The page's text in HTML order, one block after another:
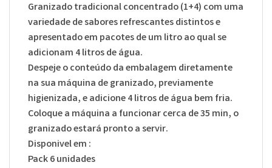
Granizado tradicional concentrado (1+4) com uma
variedade de sabores refrescantes distintos e
apresentado em pacotes de um litro ao qual se
adicionam 4 litros de água.
Despeje o conteúdo da embalagem diretamente
na sua máquina de granizado, previamente
higienizada, e adicione 4 litros de água bem fria.
Coloque a máquina a funcionar cerca de 35 min, o
granizado estará pronto a servir.
Disponivel em :
Pack 6 unidades